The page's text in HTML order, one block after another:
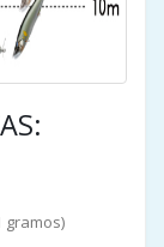
gramos)